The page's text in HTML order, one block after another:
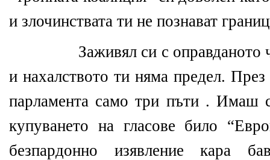
и злочинствата ти не познават
Заживял си с оправданото
и нахалството ти няма предел.
парламента само три пъти . Имаш
купуването на гласове било
безпардонно изявление кара